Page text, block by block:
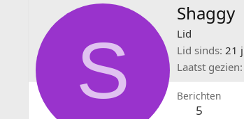
S
Shaggy
Lid
Lid sinds 21
Laatst gezien
Berichten
5